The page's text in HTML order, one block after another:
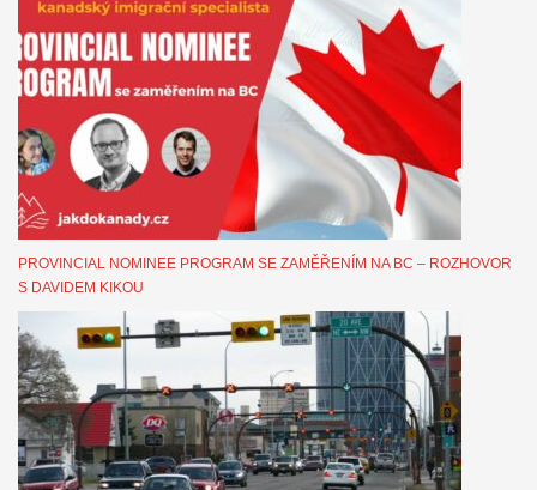
PROVINCIAL NOMINEE PROGRAM SE ZAMĚŘENÍM NA BC – ROZHOVOR
S DAVIDEM KIKOU